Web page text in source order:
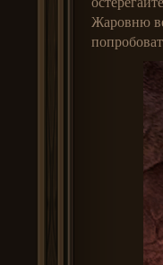
Жаровню